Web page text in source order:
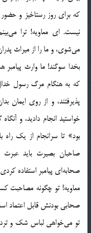
که برای روز رستاخیز و
نیست. ای معاویه! ترا
می‌شوی، و ما را از میراث
بخدا سوگند! ما وارث
که به هنگام مرگ رسول
پذیرفتند، و از روی ایمان
خواستید انجام دادید، و
بود» تا سرانجام از یک راه
صاحبان بصیرت باید عبرت
صحابه‌ای پیامبر استفاده
معاویه! تو چگونه مصاحبت
صحابی بودنش قابل اعتماد
تو می‌خواهی لباس شک و